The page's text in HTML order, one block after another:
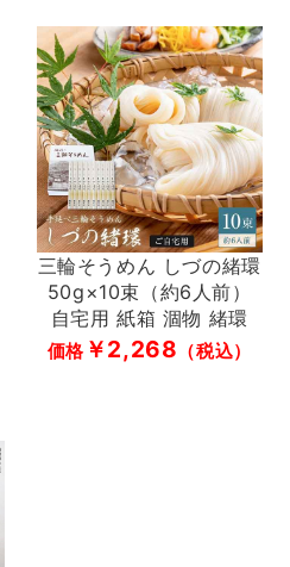
三輪そうめん しづの緒環
50g×10束（約6人前）
自宅用 紙箱 涸物 緒環
価格 ￥2,268 （税込）